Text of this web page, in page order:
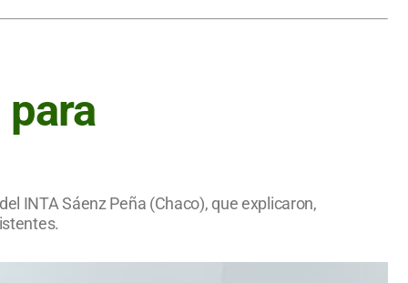
INTA Sáenz Peña (Chaco), que explicaron,